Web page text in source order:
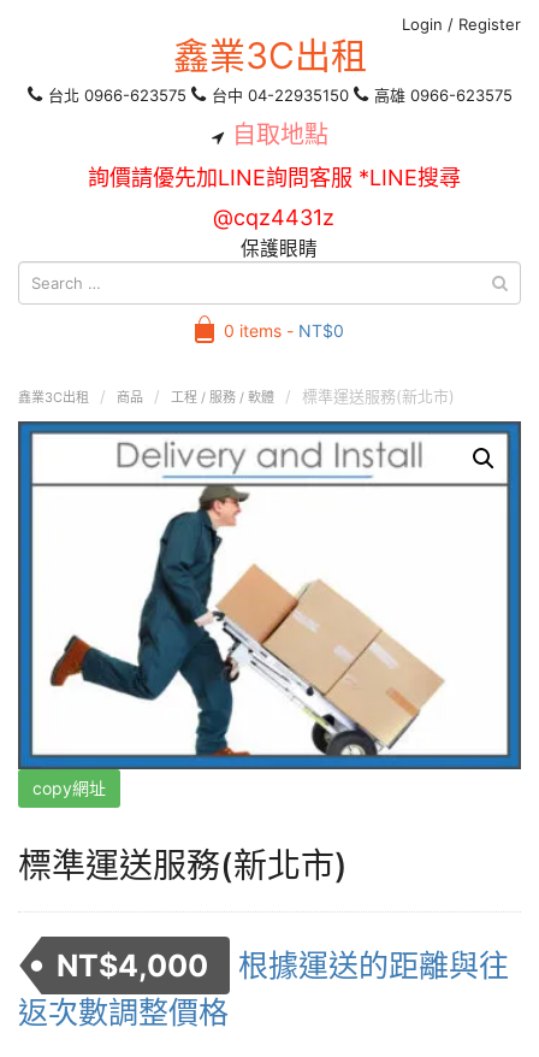
Login / Register
鑫業3C出租
台北 0966-623575 台中 04-22935150 高雄 0966-623575
自取地點
詢價請優先加LINE詢問客服 *LINE搜尋
@cqz4431z
保護眼睛
0 items - NT$0
鑫業3C出租 商品 工程 / 服務 / 軟體 標準運送服務(新北市)
copy網址
標準運送服務(新北市)
NT$4,000
根據運送的距離與往
返次數調整價格